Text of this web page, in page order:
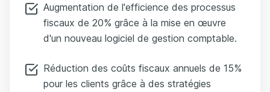
Augmentation de l'efficience des processus
fiscaux de 20% grâce à la mise en œuvre
d'un nouveau logiciel de gestion comptable.
Réduction des coûts fiscaux annuels de 15%
pour les clients grâce à des stratégies